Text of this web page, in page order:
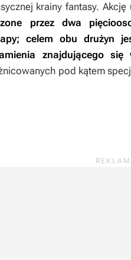
krainy fantasy. Akcję
przez dwa
celem obu drużyn
znajdującego się
pod kątem